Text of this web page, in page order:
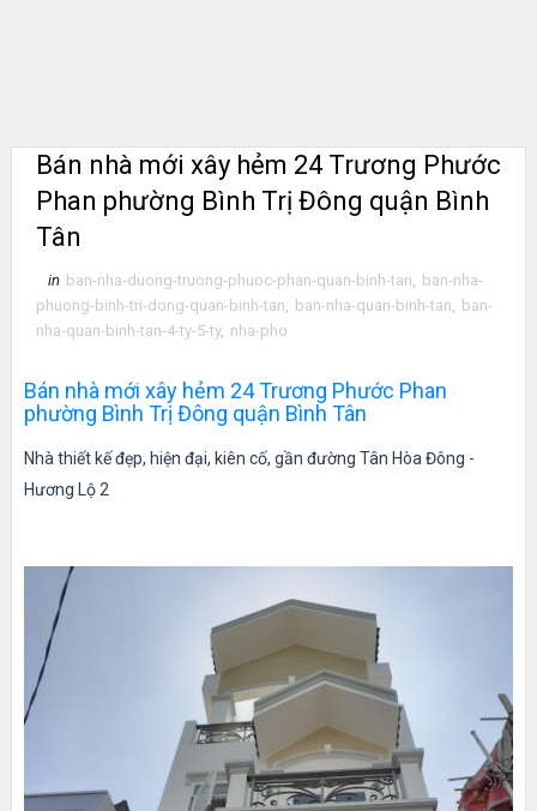
Bán nhà mới xây hẻm 24 Trương Phước
Phan phường Bình Trị Đông quận Bình
Tân
in ban-nha-duong-truong-phuoc-phan-quan-binh-tan, ban-nha-
phuong-binh-tri-dong-quan-binh-tan, ban-nha-quan-binh-tan, ban-
nha-quan-binh-tan-4-ty-5-ty, nha-pho
Bán nhà mới xây hẻm 24 Trương Phước Phan
phường Bình Trị Đông quận Bình Tân
Nhà thiết kế đẹp, hiện đại, kiên cố, gần đường Tân Hòa Đông -
Hương Lộ 2